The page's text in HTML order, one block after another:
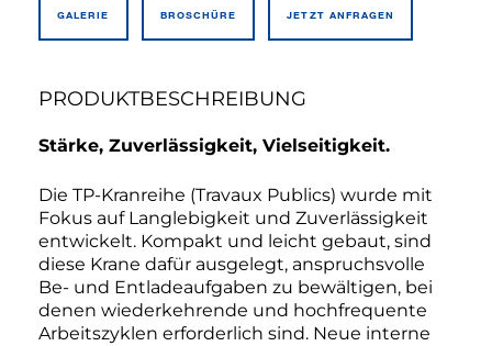
GALERIE BROSCHÜRE JETZT ANFRAGEN
PRODUKTBESCHREIBUNG
Stärke, Zuverlässigkeit, Vielseitigkeit.
Die TP-Kranreihe (Travaux Publics) wurde mit
Fokus auf Langlebigkeit und Zuverlässigkeit
entwickelt. Kompakt und leicht gebaut, sind
diese Krane dafür ausgelegt, anspruchsvolle
Be- und Entladeaufgaben zu bewältigen, bei
denen wiederkehrende und hochfrequente
Arbeitszyklen erforderlich sind. Neue interne